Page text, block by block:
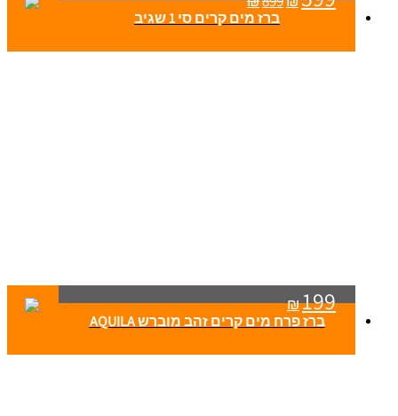
ברז מים קרים סי 1 שגיב
₪199
ברז פרח מים קרים זהב מוברש AQUILA